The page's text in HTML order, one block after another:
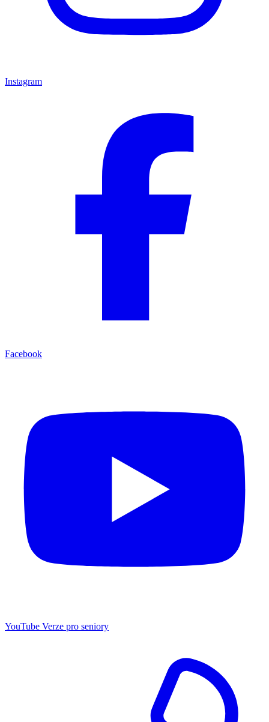
Instagram
Facebook
YouTube Verze pro seniory